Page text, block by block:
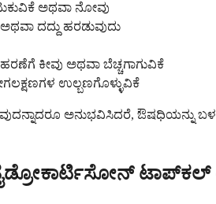
ಅಥವಾ ನೋವು
ದದ್ದು ಹರಡುವುದು
ಕೀವು ಅಥವಾ ಬೆಚ್ಚಗಾಗುವಿಕೆ
ಉಲ್ಬಣಗೊಳ್ಳುವಿಕೆ
ಅನುಭವಿಸಿದರೆ, ಔಷಧಿಯನ್ನು
ಟಾಪ್‌ಕಲ್